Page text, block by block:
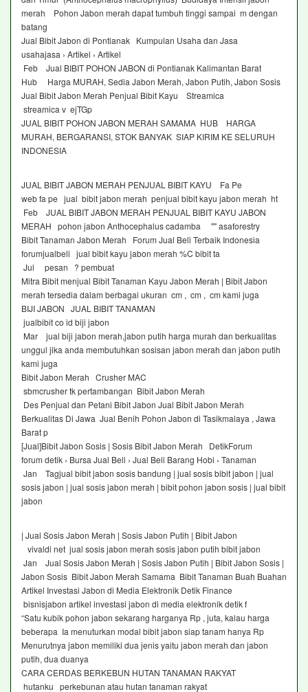
merah Pohon Jabon merah dapat tumbuh tinggi sampai m dengan
batang
Jual Bibit Jabon di Pontianak Kumpulan Usaha dan Jasa
usahajasa › Artikel › Artikel
Feb Jual BIBIT POHON JABON di Pontianak Kalimantan Barat
Hub Harga MURAH, Sedia Jabon Merah, Jabon Putih, Jabon Sosis
Jual Bibit Jabon Merah Penjual Bibit Kayu Streamica
streamica v ejTGp
JUAL BIBIT POHON JABON MERAH SAMAMA HUB HARGA
MURAH, BERGARANSI, STOK BANYAK SIAP KIRIM KE SELURUH
INDONESIA
JUAL BIBIT JABON MERAH PENJUAL BIBIT KAYU Fa Pe
web fa pe jual bibit jabon merah penjual bibit kayu jabon merah ht
Feb JUAL BIBIT JABON MERAH PENJUAL BIBIT KAYU JABON
MERAH pohon jabon Anthocephalus cadamba "" asaforestry
Bibit Tanaman Jabon Merah Forum Jual Beli Terbaik Indonesia
forumjualbeli jual bibit kayu jabon merah %C bibit ta
Jul pesan ? pembuat
Mitra Bibit menjual Bibit Tanaman Kayu Jabon Merah | Bibit Jabon
merah tersedia dalam berbagai ukuran cm , cm , cm kami juga
BIJI JABON JUAL BIBIT TANAMAN
jualbibit co id biji jabon
Mar jual biji jabon merah,jabon putih harga murah dan berkualitas
unggul jika anda membutuhkan sosisan jabon merah dan jabon putih
kami juga
Bibit Jabon Merah Crusher MAC
sbmcrusher tk pertambangan Bibit Jabon Merah
Des Penjual dan Petani Bibit Jabon Jual Bibit Jabon Merah
Berkualitas Di Jawa Jual Benih Pohon Jabon di Tasikmalaya , Jawa
Barat p
[Jual]Bibit Jabon Sosis | Sosis Bibit Jabon Merah DetikForum
forum detik › Bursa Jual Beli › Jual Beli Barang Hobi › Tanaman
Jan Tagjual bibit jabon sosis bandung | jual sosis bibit jabon | jual
sosis jabon | jual sosis jabon merah | bibit pohon jabon sosis | jual bibit
jabon
| Jual Sosis Jabon Merah | Sosis Jabon Putih | Bibit Jabon
vivaldi net jual sosis jabon merah sosis jabon putih bibit jabon
Jan Jual Sosis Jabon Merah | Sosis Jabon Putih | Bibit Jabon Sosis |
Jabon Sosis Bibit Jabon Merah Samama Bibit Tanaman Buah Buahan
Artikel Investasi Jabon di Media Elektronik Detik Finance
bisnisjabon artikel investasi jabon di media elektronik detik f
“Satu kubik pohon jabon sekarang harganya Rp , juta, kalau harga
beberapa Ia menuturkan modal bibit jabon siap tanam hanya Rp
Menurutnya jabon memiliki dua jenis yaitu jabon merah dan jabon
putih, dua duanya
CARA CERDAS BERKEBUN HUTAN TANAMAN RAKYAT
hutanku perkebunan atau hutan tanaman rakyat